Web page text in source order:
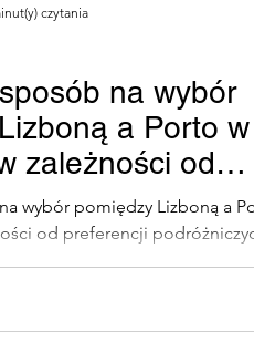
po Portugalii
Przysmaki Porto
na wybór
a Porto w
zależności od
podróżniczych
wybór pomiędzy Lizboną a
od preferencji
czytania